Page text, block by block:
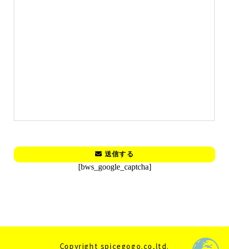
[bws_google_captcha]
Copyright spicegogo.co,ltd.